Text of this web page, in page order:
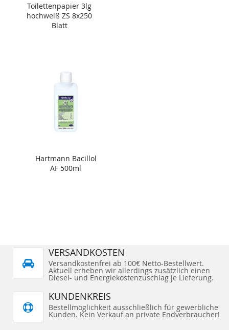
Toilettenpapier 3lg
hochweiß ZS 8x250
Blatt
Hartmann Bacillol
AF 500ml
VERSANDKOSTEN
Versandkostenfrei ab 100€ Netto-Bestellwert.
Aktuell erheben wir allerdings zusätzlich einen
Diesel- und Energiekostenzuschlag je Lieferung.
KUNDENKREIS
Bestellmöglichkeit ausschließlich für gewerbliche
Kunden. Kein Verkauf an private Endverbraucher!